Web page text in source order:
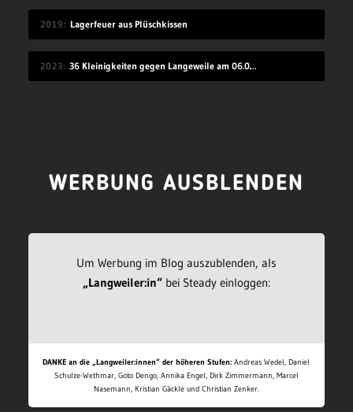
2019 Lagerfeuer aus Plüschkissen
2023 36 Kleinigkeiten gegen Langeweile am 06.08.2023
WERBUNG AUSBLENDEN
Um Werbung im Blog auszublenden, als
„Langweiler:in“bei Steady einloggen:
DANKE an die „Langweiler:innen“ der höheren Stufen: Andreas Wedel, Daniel
Schulze-Wethmar, Goto Dengo, Annika Engel, Dirk Zimmermann, Marcel
Nasemann, Kristian Gäckle und Christian Zenker.